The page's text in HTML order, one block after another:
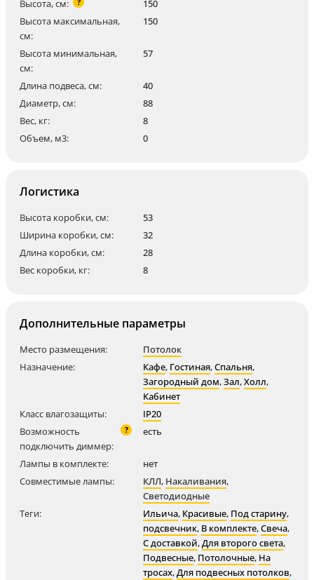
Высота, см:
150
Высота максимальная,
см:
150
Высота минимальная,
см:
57
Длина подвеса, см:
40
Диаметр, см:
88
Вес, кг:
8
Объем, м3:
0
Логистика
Высота коробки, см:
53
Ширина коробки, см:
32
Длина коробки, см:
28
Вес коробки, кг:
8
Дополнительные параметры
Место размещения:
Потолок
Назначение:
Кафе, Гостиная,Спальня,
Загородный дом,Зал,Холл,
Кабинет
Класс влагозащиты:
IP20
Возможность
подключить диммер:
? есть
Лампы в комплекте:
нет
Совместимые лампы:
КЛЛ, Накаливания,
Светодиодные
Теги:
Ильича, Красивые, Под старину,
подсвечник, В комплекте,Свеча,
С доставкой,Для второго света,
Подвесные, Потолочные, На
тросах,Для подвесных потолков,